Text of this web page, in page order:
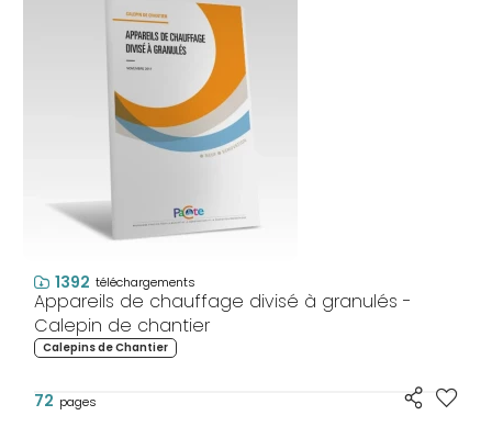
1392 téléchargements
Appareils de chauffage divisé à granulés -
Calepin de chantier
Calepins de Chantier
72 pages